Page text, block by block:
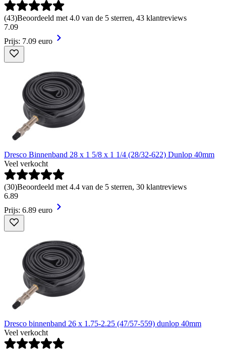
(43)Beoordeeld met 4.0 van de 5 sterren, 43 klantreviews
7.09
Prijs: 7.09 euro
Dresco Binnenband 28 x 1 5/8 x 1 1/4 (28/32-622) Dunlop 40mm
Veel verkocht
(30)Beoordeeld met 4.4 van de 5 sterren, 30 klantreviews
6.89
Prijs: 6.89 euro
Dresco binnenband 26 x 1.75-2.25 (47/57-559) dunlop 40mm
Veel verkocht